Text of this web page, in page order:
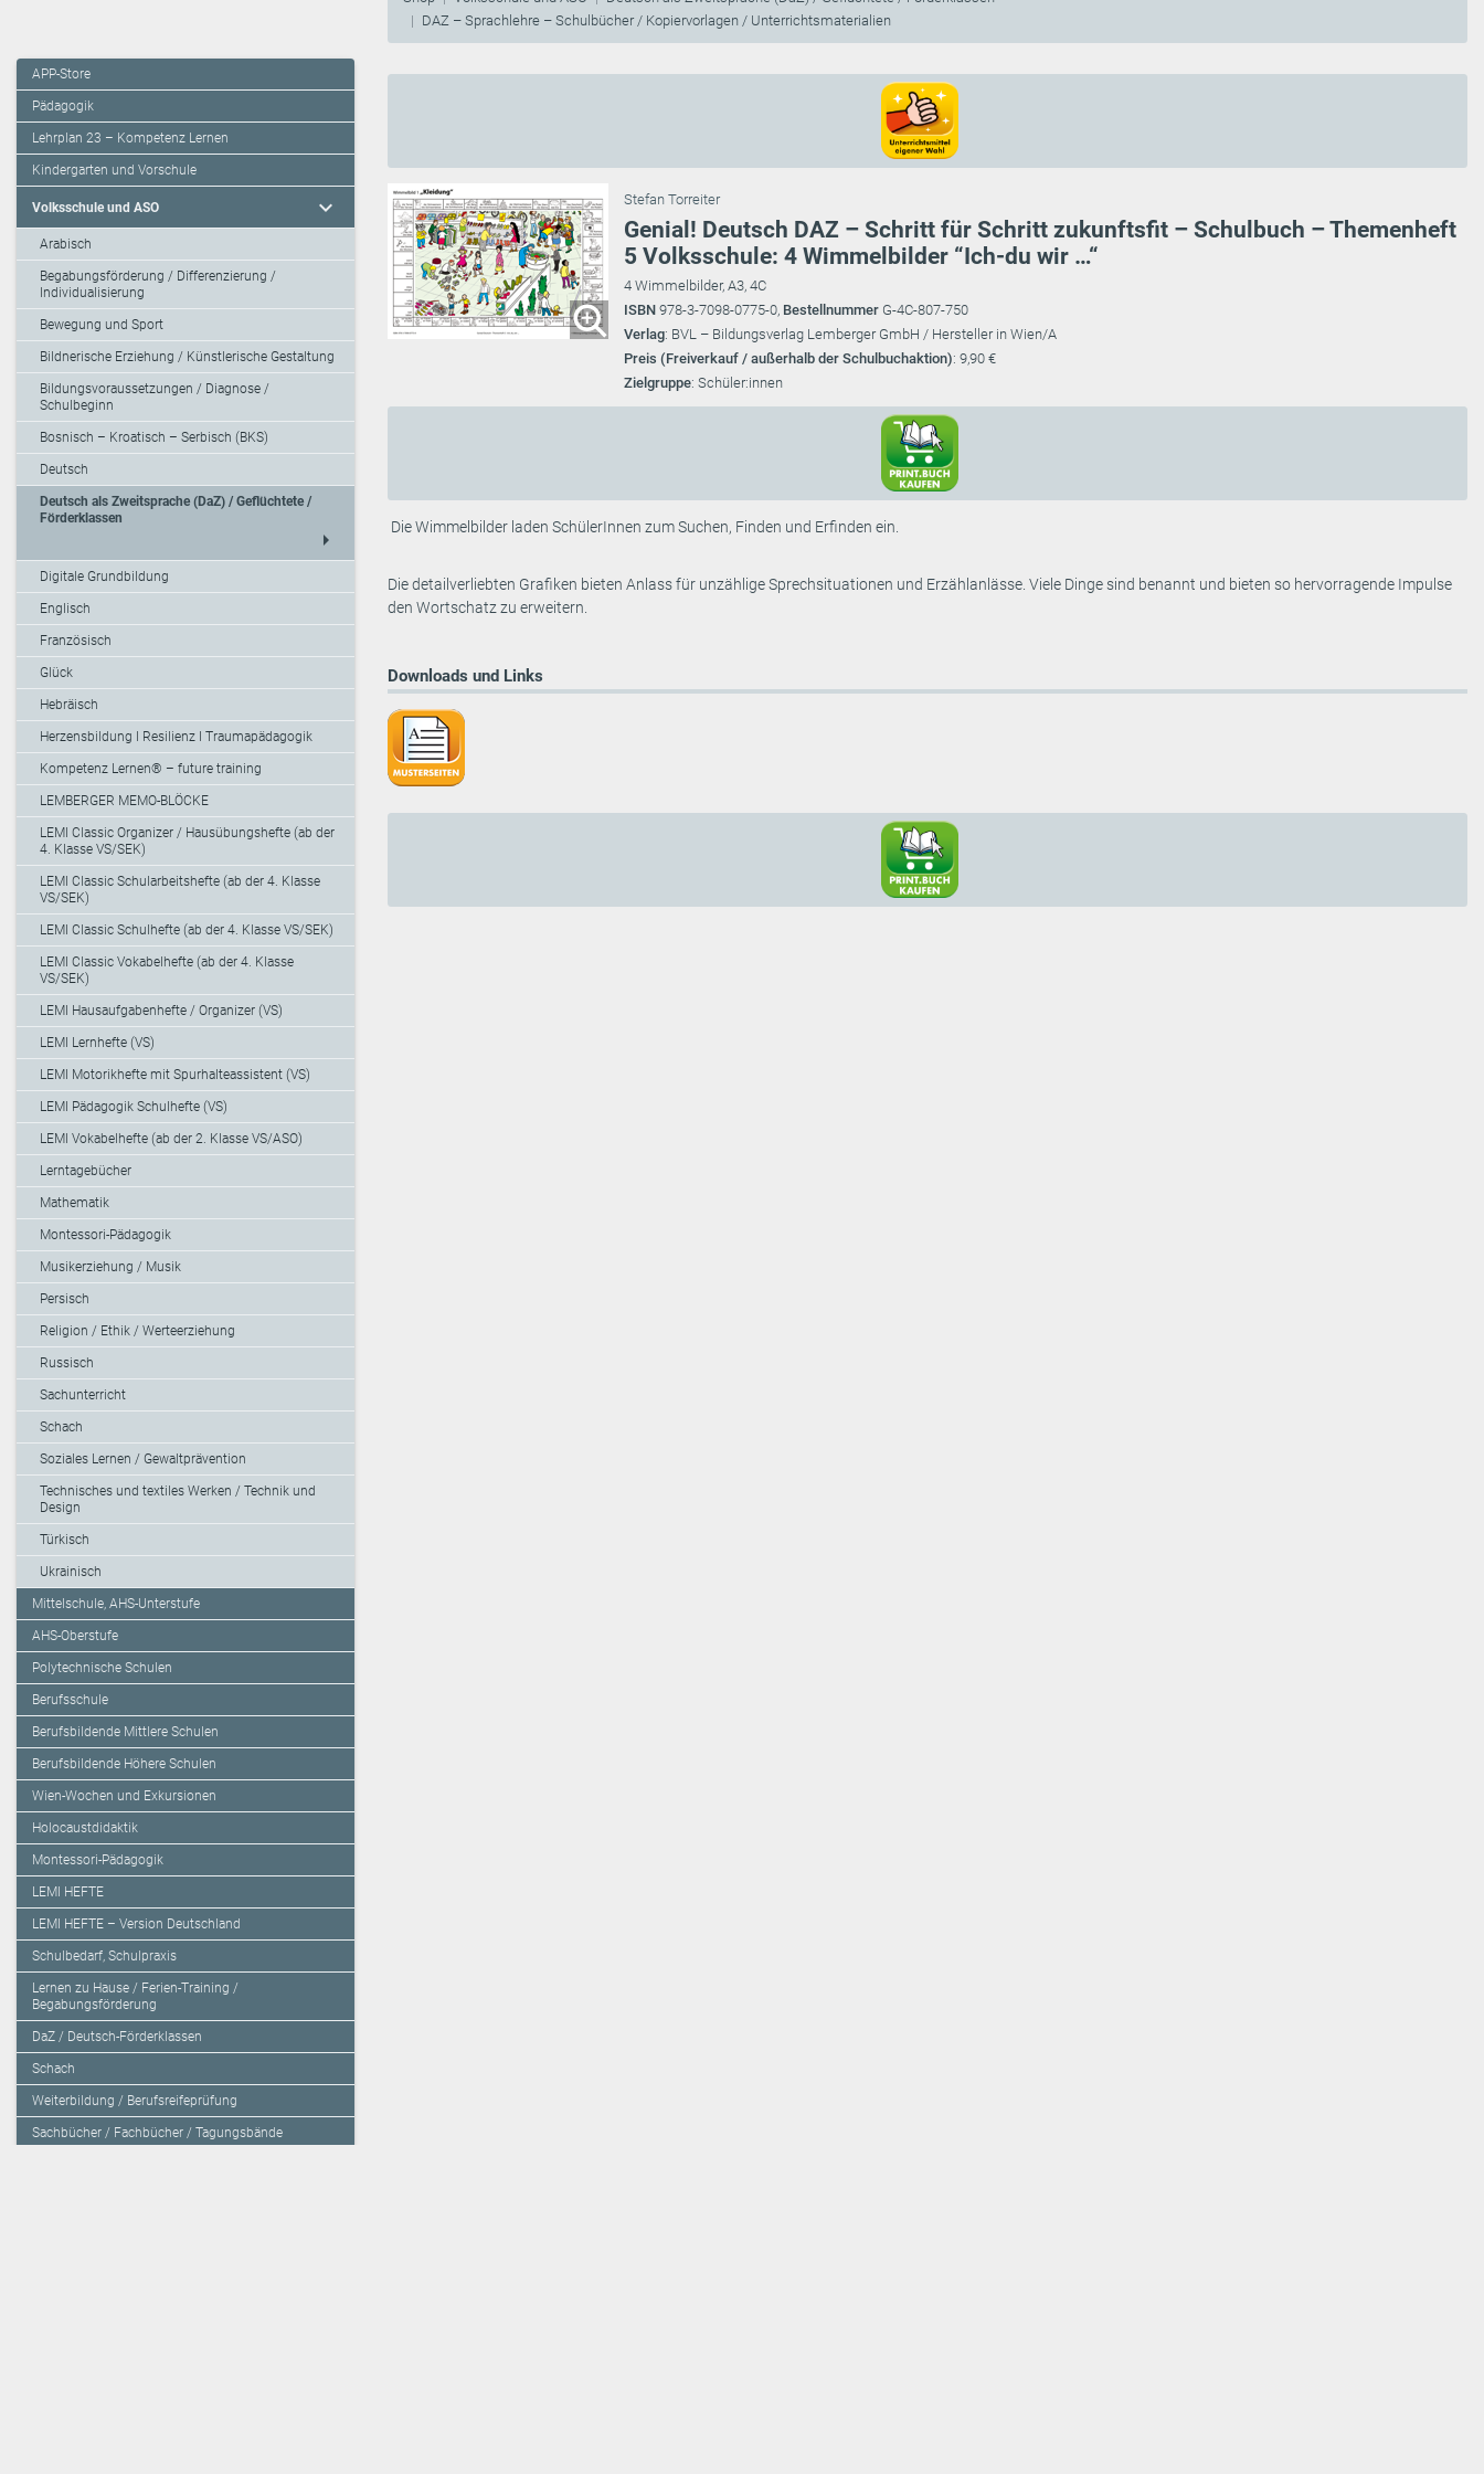
DAZ – Sprachlehre – Schulbücher / Kopiervorlagen / Unterrichtsmaterialien
APP-Store
Pädagogik
Lehrplan 23 – Kompetenz Lernen
Kindergarten und Vorschule
Volksschule und ASO expand_more
Arabisch
Begabungsförderung / Differenzierung /
Individualisierung
Bewegung und Sport
Bildnerische Erziehung / Künstlerische Gestaltung
Bildungsvoraussetzungen / Diagnose /
Schulbeginn
Bosnisch – Kroatisch – Serbisch (BKS)
Deutsch
Deutsch als Zweitsprache (DaZ) / Geflüchtete /
Förderklassen
arrow_right
Digitale Grundbildung
Englisch
Französisch
Glück
Hebräisch
Herzensbildung I Resilienz I Traumapädagogik
Kompetenz Lernen® – future training
LEMBERGER MEMO-BLÖCKE
LEMI Classic Organizer / Hausübungshefte (ab der
4. Klasse VS/SEK)
LEMI Classic Schularbeitshefte (ab der 4. Klasse
VS/SEK)
LEMI Classic Schulhefte (ab der 4. Klasse VS/SEK)
LEMI Classic Vokabelhefte (ab der 4. Klasse
VS/SEK)
LEMI Hausaufgabenhefte / Organizer (VS)
LEMI Lernhefte (VS)
LEMI Motorikhefte mit Spurhalteassistent (VS)
LEMI Pädagogik Schulhefte (VS)
LEMI Vokabelhefte (ab der 2. Klasse VS/ASO)
Lerntagebücher
Mathematik
Montessori-Pädagogik
Musikerziehung / Musik
Persisch
Religion / Ethik / Werteerziehung
Russisch
Sachunterricht
Schach
Soziales Lernen / Gewaltprävention
Technisches und textiles Werken / Technik und
Design
Türkisch
Ukrainisch
Mittelschule, AHS-Unterstufe
AHS-Oberstufe
Polytechnische Schulen
Berufsschule
Berufsbildende Mittlere Schulen
Berufsbildende Höhere Schulen
Wien-Wochen und Exkursionen
Holocaustdidaktik
Montessori-Pädagogik
LEMI HEFTE
LEMI HEFTE – Version Deutschland
Schulbedarf, Schulpraxis
Lernen zu Hause / Ferien-Training /
Begabungsförderung
DaZ / Deutsch-Förderklassen
Schach
Weiterbildung / Berufsreifeprüfung
Sachbücher / Fachbücher / Tagungsbände
Stefan Torreiter
Genial! Deutsch DAZ – Schritt für Schritt zukunftsfit – Schulbuch – Themenheft
5 Volksschule: 4 Wimmelbilder “Ich-du wir …“
4 Wimmelbilder, A3, 4C
ISBN 978-3-7098-0775-0, Bestellnummer G-4C-807-750
Verlag: BVL – Bildungsverlag Lemberger GmbH / Hersteller in Wien/A
Preis (Freiverkauf / außerhalb der Schulbuchaktion): 9,90 €
Zielgruppe: Schüler:innen
Die Wimmelbilder laden SchülerInnen zum Suchen, Finden und Erfinden ein.
Die detailverliebten Grafiken bieten Anlass für unzählige Sprechsituationen und Erzählanlässe. Viele Dinge sind benannt und bieten so hervorragende Impulse
den Wortschatz zu erweitern.
Downloads und Links